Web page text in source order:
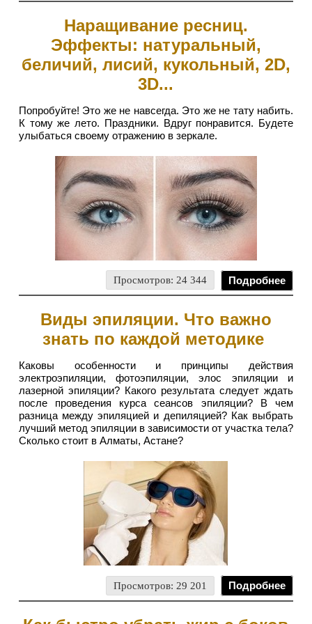
Наращивание ресниц.
Эффекты: натуральный,
беличий, лисий, кукольный, 2D,
3D...
Попробуйте! Это же не навсегда. Это же не тату набить.
К тому же лето. Праздники. Вдруг понравится. Будете
улыбаться своему отражению в зеркале.
Просмотров: 24 344 Подробнее
Виды эпиляции. Что важно
знать по каждой методике
Каковы особенности и принципы действия
электроэпиляции, фотоэпиляции, элос эпиляции и
лазерной эпиляции? Какого результата следует ждать
после проведения курса сеансов эпиляции? В чем
разница между эпиляцией и депиляцией? Как выбрать
лучший метод эпиляции в зависимости от участка тела?
Сколько стоит в Алматы, Астане?
Просмотров: 29 201 Подробнее